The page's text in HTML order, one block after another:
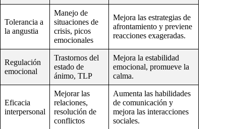
Tolerancia a
la angustia
Manejo de
situaciones de
crisis, picos
emocionales
Mejora las estrategias de
afrontamiento y previene
reacciones exageradas.
Regulación
emocional
Trastornos del
estado de
ánimo, TLP
Mejora la estabilidad
emocional, promueve la
calma.
Eficacia
interpersonal
Mejorar las
relaciones,
resolución de
conflictos
Aumenta las habilidades
de comunicación y
mejora las interacciones
sociales.